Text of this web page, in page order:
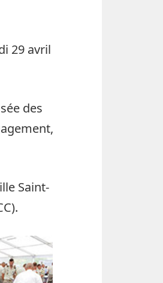
29 avril
des
Saint-